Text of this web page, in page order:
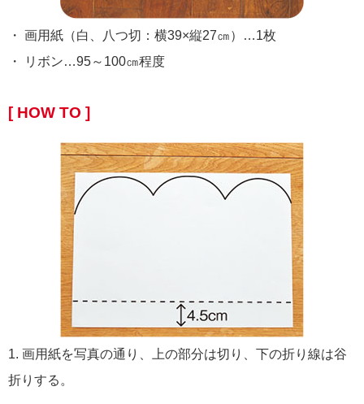
・ 画用紙（白、八つ切：横39×縦27㎝）…1枚
・ リボン…95～100㎝程度
[ HOW TO ]
1. 画用紙を写真の通り、上の部分は切り、下の折り線は谷
折りする。